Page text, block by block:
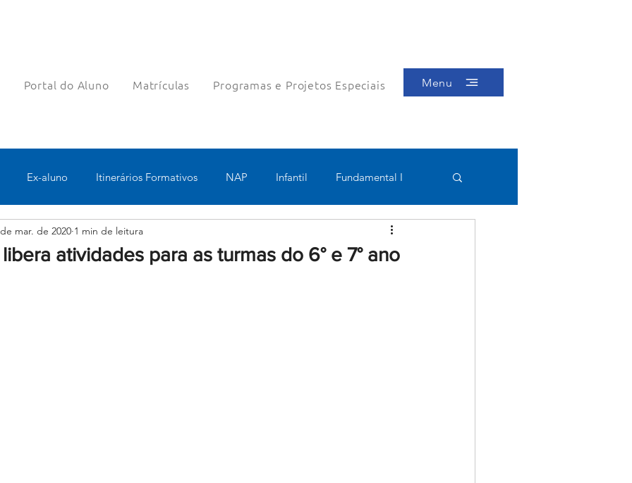
Portal do Aluno Matrículas Programas e Projetos Especiais Menu
Ex-aluno Itinerários Formativos NAP Infantil Fundamental I
Pastoral Esportes
atividades para as turmas do 6° e 7° ano
mar. de 2020 1 min de leitura